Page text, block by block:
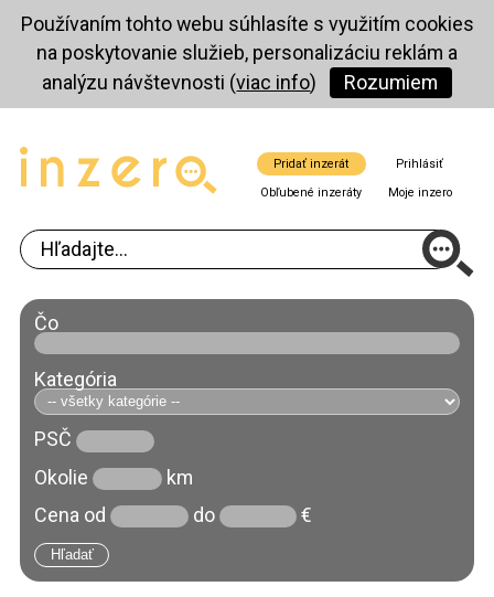
Používaním tohto webu súhlasíte s využitím cookies
na poskytovanie služieb, personalizáciu reklám a
analýzu návštevnosti (viac info) Rozumiem
Pridať inzerát
Prihlásiť
Obľubené inzeráty
Moje inzero
Čo
Kategória
PSČ
Okolie
km
Cena od do €